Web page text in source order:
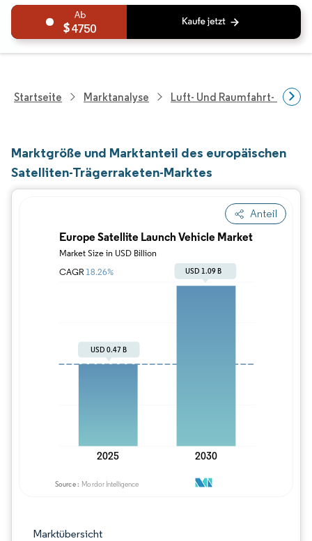
4750
Startseite Marktanalyse Luft- Und Raumfahrt- Und
Marktgröße und Marktanteil des europäischen
Satelliten-Trägerraketen-Marktes
Anteil
Marktübersicht